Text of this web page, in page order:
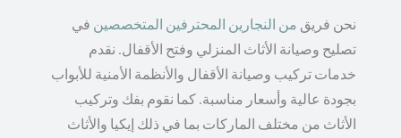
نحن فريق من النجارين المحترفين المتخصصين في
تصليح وصيانة الأثاث المنزلي وفتح الأقفال. نقدم
خدمات تركيب وصيانة الأقفال والأنظمة الأمنية للأبواب
بجودة عالية وأسعار مناسبة. كما نقوم بفك وتركيب
الأثاث من مختلف الماركات بما في ذلك إيكيا والأثاث